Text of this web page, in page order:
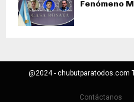
Fenómeno
@2024 - chubutparatodos.com
Contáctanos